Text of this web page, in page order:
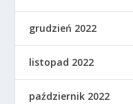
grudzień 2022
listopad 2022
październik 2022